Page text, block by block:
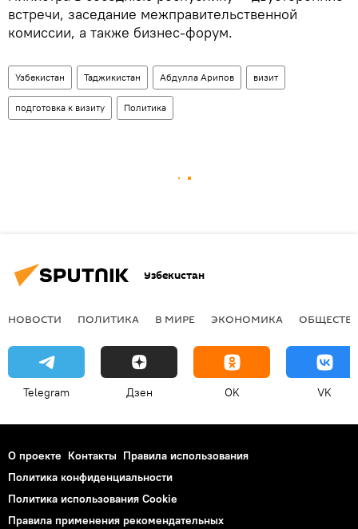
встречи, заседание межправительственной
комиссии, а также бизнес-форум.
Узбекистан Таджикистан Абдулла Арипов визит
подготовка к визиту Политика
Узбекистан
НОВОСТИ ПОЛИТИКА В МИРЕ ЭКОНОМИКА
Telegram Дзен OK VK
О проекте Контакты Правила использования
Политика конфиденциальности
Политика использования Cookie
Правила применения рекомендательных